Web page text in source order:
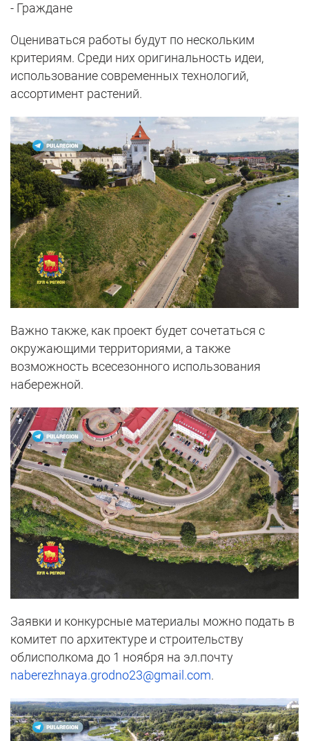
- Граждане
Оцениваться работы будут по нескольким
критериям. Среди них оригинальность идеи,
использование современных технологий,
ассортимент растений.
Важно также, как проект будет сочетаться с
окружающими территориями, а также
возможность всесезонного использования
набережной.
Заявки и конкурсные материалы можно подать в
комитет по архитектуре и строительству
облисполкома до 1 ноября на эл.почту
naberezhnaya.grodno23@gmail.com.